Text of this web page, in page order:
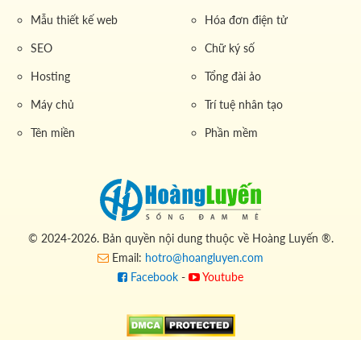
Mẫu thiết kế web
SEO
Hosting
Máy chủ
Tên miền
Hóa đơn điện tử
Chữ ký số
Tổng đài ảo
Trí tuệ nhân tạo
Phần mềm
© 2024-2026. Bản quyền nội dung thuộc về Hoàng Luyến ®.
Email: hotro@hoangluyen.com
Facebook - Youtube